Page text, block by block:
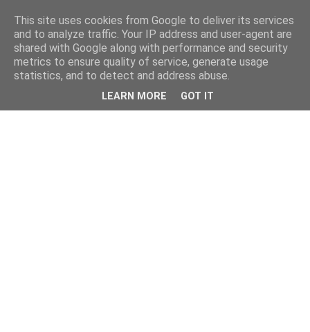
This site uses cookies from Google to deliver its services
and to analyze traffic. Your IP address and user-agent are
shared with Google along with performance and security
metrics to ensure quality of service, generate usage
statistics, and to detect and address abuse.
LEARN MORE GOT IT